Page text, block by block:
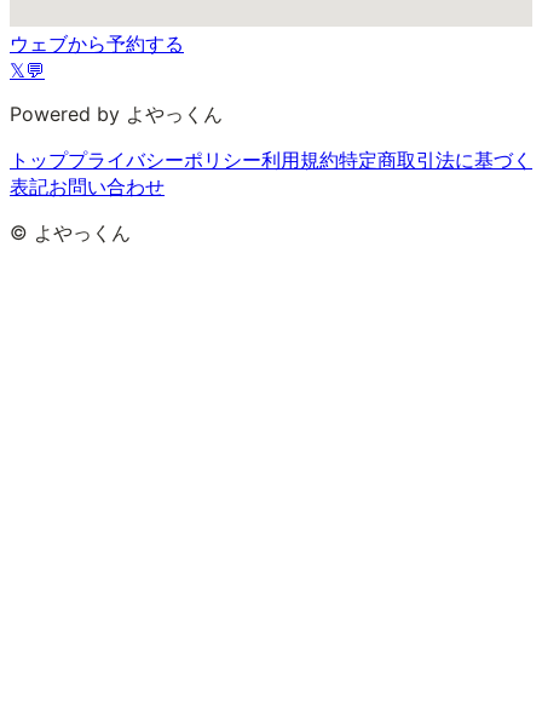
ウェブから予約する
𝕏💬
Powered by よやっくん
トッププライバシーポリシー利用規約特定商取引法に基づく
表記お問い合わせ
© よやっくん